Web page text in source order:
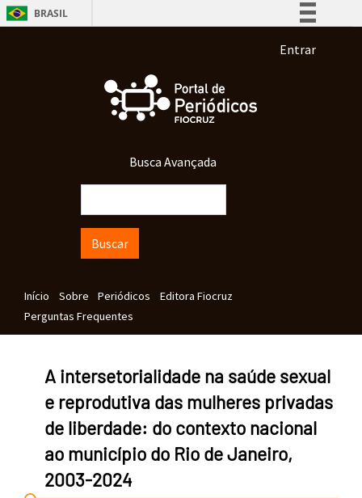
Pular para o conteúdo principal
BRASIL
Participe
Acesso à informação
Menu de
Entrar
Busca Avançada
Navegação principal
Início Sobre Periódicos
Editora Fiocruz
Perguntas Frequentes
A intersetorialidade na saúde sexual
e reprodutiva das mulheres privadas
de liberdade: do contexto nacional
ao município do Rio de Janeiro,
2003-2024